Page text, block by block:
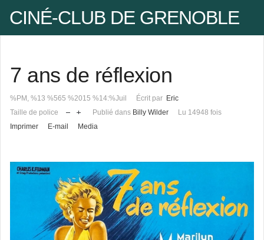
CINÉ-CLUB DE GRENOBLE
7 ans de réflexion
%PM, %13 %565 %2015 %14:%Juil Écrit par Eric
Taille de police
Publié dans Billy Wilder
Lu 14948 fois
Imprimer
E-mail Media
Pseudo
Mot de passe
Se rappeler de moi
Mot de passe oublié ?